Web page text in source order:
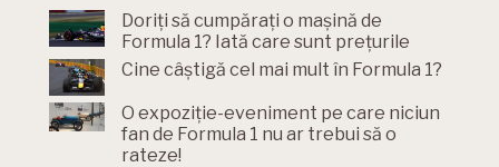
Doriți să cumpărați o mașină de
Formula 1? Iată care sunt prețurile
Cine câștigă cel mai mult în Formula 1?
O expoziție-eveniment pe care niciun
fan de Formula 1 nu ar trebui să o
rateze!